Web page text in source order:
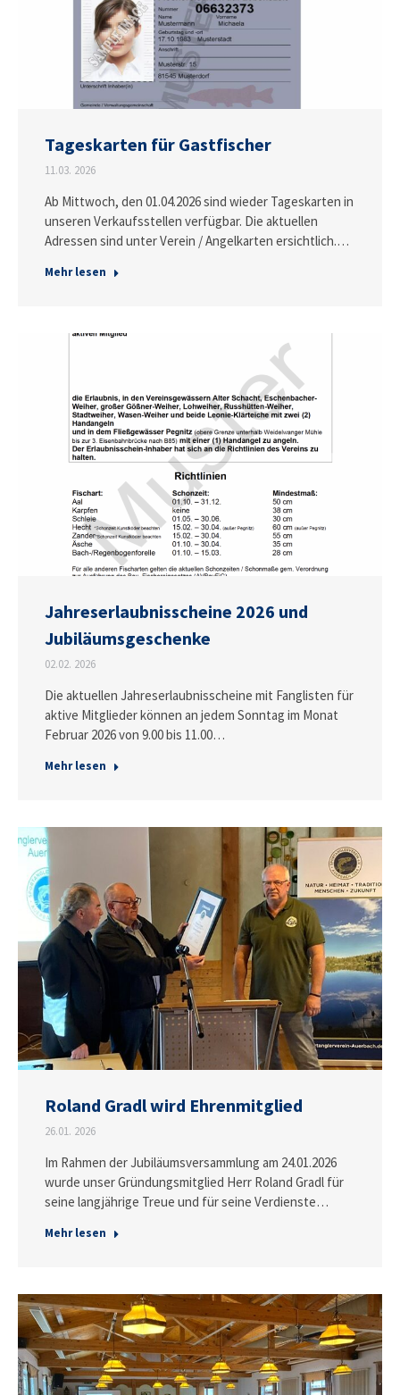
Tageskarten für Gastfischer
11.03. 2026
Ab Mittwoch, den 01.04.2026 sind wieder Tageskarten in
unseren Verkaufsstellen verfügbar. Die aktuellen
Adressen sind unter Verein / Angelkarten ersichtlich.…
Mehr lesen
Jahreserlaubnisscheine 2026 und
Jubiläumsgeschenke
02.02. 2026
Die aktuellen Jahreserlaubnisscheine mit Fanglisten für
aktive Mitglieder können an jedem Sonntag im Monat
Februar 2026 von 9.00 bis 11.00…
Mehr lesen
Roland Gradl wird Ehrenmitglied
26.01. 2026
Im Rahmen der Jubiläumsversammlung am 24.01.2026
wurde unser Gründungsmitglied Herr Roland Gradl für
seine langjährige Treue und für seine Verdienste…
Mehr lesen